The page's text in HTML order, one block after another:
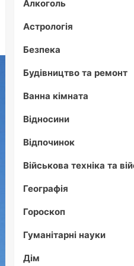
Алкоголь
Астрологія
Безпека
Будівництво та ремонт
Ванна кімната
Відносини
Відпочинок
Військова техніка та
Географія
Гороскоп
Гуманітарні науки
Дім